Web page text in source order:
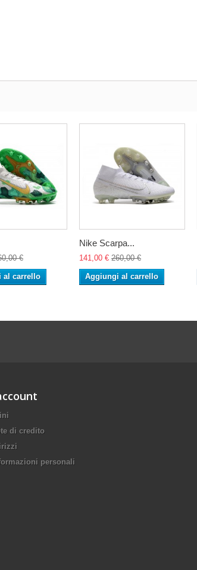
€
al carrello
Nike Scarpa...
141,00 € 260,00 €
Aggiungi al carrello
di credito
personali